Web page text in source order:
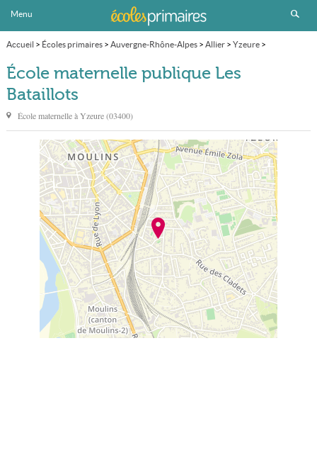
Menu
Accueil > Écoles primaires> Auvergne-Rhône-Alpes> Allier> Yzeure>
École maternelle publique Les Bataillots
École maternelle publique Les
Bataillots
École maternelle àYzeure(03400)